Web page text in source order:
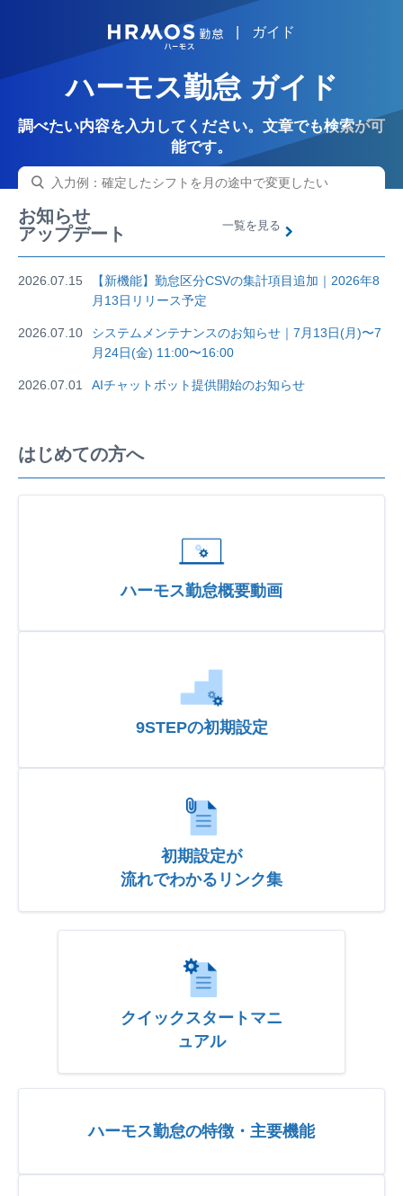
HRMOSガイド
ハーモス勤怠 ガイド
調べたい内容を入力してください。文章でも検索が可
能です。
お知らせ
アップデート
一覧を見る
2026.07.15
【新機能】勤怠区分CSVの集計項目追加｜2026年8
月13日リリース予定
2026.07.10
システムメンテナンスのお知らせ｜7月13日(月)〜7
月24日(金) 11:00〜16:00
2026.07.01 AIチャットボット提供開始のお知らせ
はじめての方へ
ハーモス勤怠概要動画
9STEPの初期設定
初期設定が
流れでわかるリンク集
クイックスタートマニ
ュアル
ハーモス勤怠の特徴・主要機能